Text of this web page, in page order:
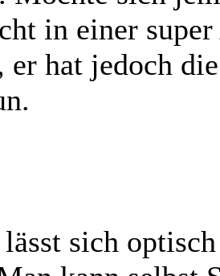
in einer
er hat jedoch
sich